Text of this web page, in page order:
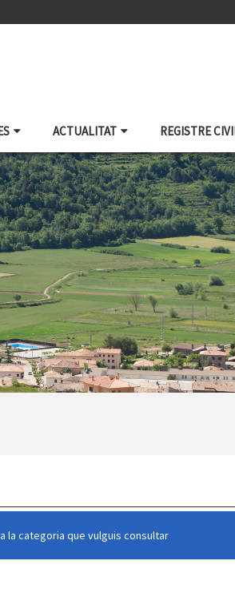
ACTUALITAT REGISTRE
la categoria que vulguis consultar